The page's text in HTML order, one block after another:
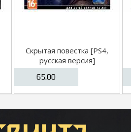
Скрытая повестка [PS4,
русская версия]
65.00